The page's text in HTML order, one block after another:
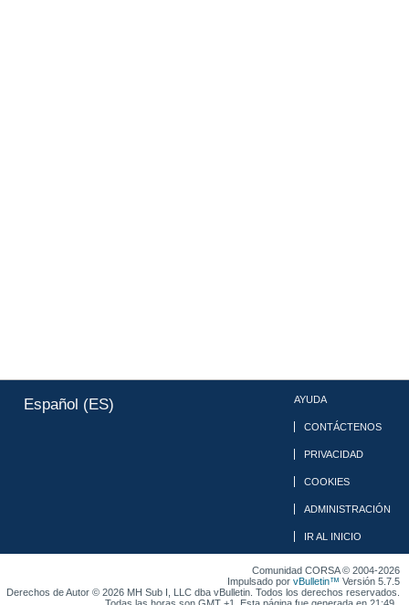
Español (ES) AYUDA
CONTÁCTENOS
PRIVACIDAD
COOKIES
ADMINISTRACIÓN
IR AL INICIO
Comunidad CORSA © 2004-2026
Impulsado por vBulletin™ Versión 5.7.5
Derechos de Autor © 2026 MH Sub I, LLC dba vBulletin. Todos los derechos reservados.